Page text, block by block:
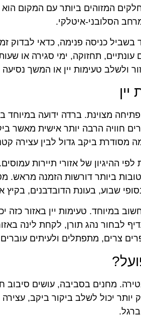
המזוהים ביותר עם המקום
הסלובני-איטלקי.
כניסה פנימה, כדאי לבדוק
עונתיים, תחזוקה, ימי סגירה או
ולשלב טעימות יין או המשך
מצוינת. ברדה ידועה במיוחד
חוויה הרבה יותר אישית מאשר
מסודרת ביקב גדול לבין עצירה
ההיגיון של אזורי תיירות
ביותר דורשות הזמנה מראש.
שבוע, בעונת הדובדבנים,
במיוחד. טעימות יין באזור
לבחור נהג תורן, לקחת לינה
צרים, מתפתלים ולעיתים עוברים
מחנים בסביבה, עושים סיבוב
יכול לשלב ביקור ביקב, עצירה